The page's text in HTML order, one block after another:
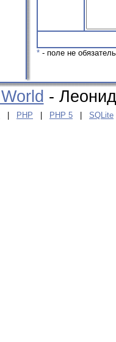
* - поле не
-
PHP PHP 5 SQLite